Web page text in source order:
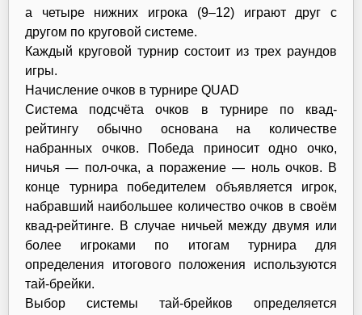
а четыре нижних игрока (9–12) играют друг с
другом по круговой системе.
Каждый круговой турнир состоит из трех раундов
игры.
Начисление очков в турнире QUAD
Система подсчёта очков в турнире по квад-
рейтингу обычно основана на количестве
набранных очков. Победа приносит одно очко,
ничья — пол-очка, а поражение — ноль очков. В
конце турнира победителем объявляется игрок,
набравший наибольшее количество очков в своём
квад-рейтинге. В случае ничьей между двумя или
более игроками по итогам турнира для
определения итогового положения используются
тай-брейки.
Выбор системы тай-брейков определяется